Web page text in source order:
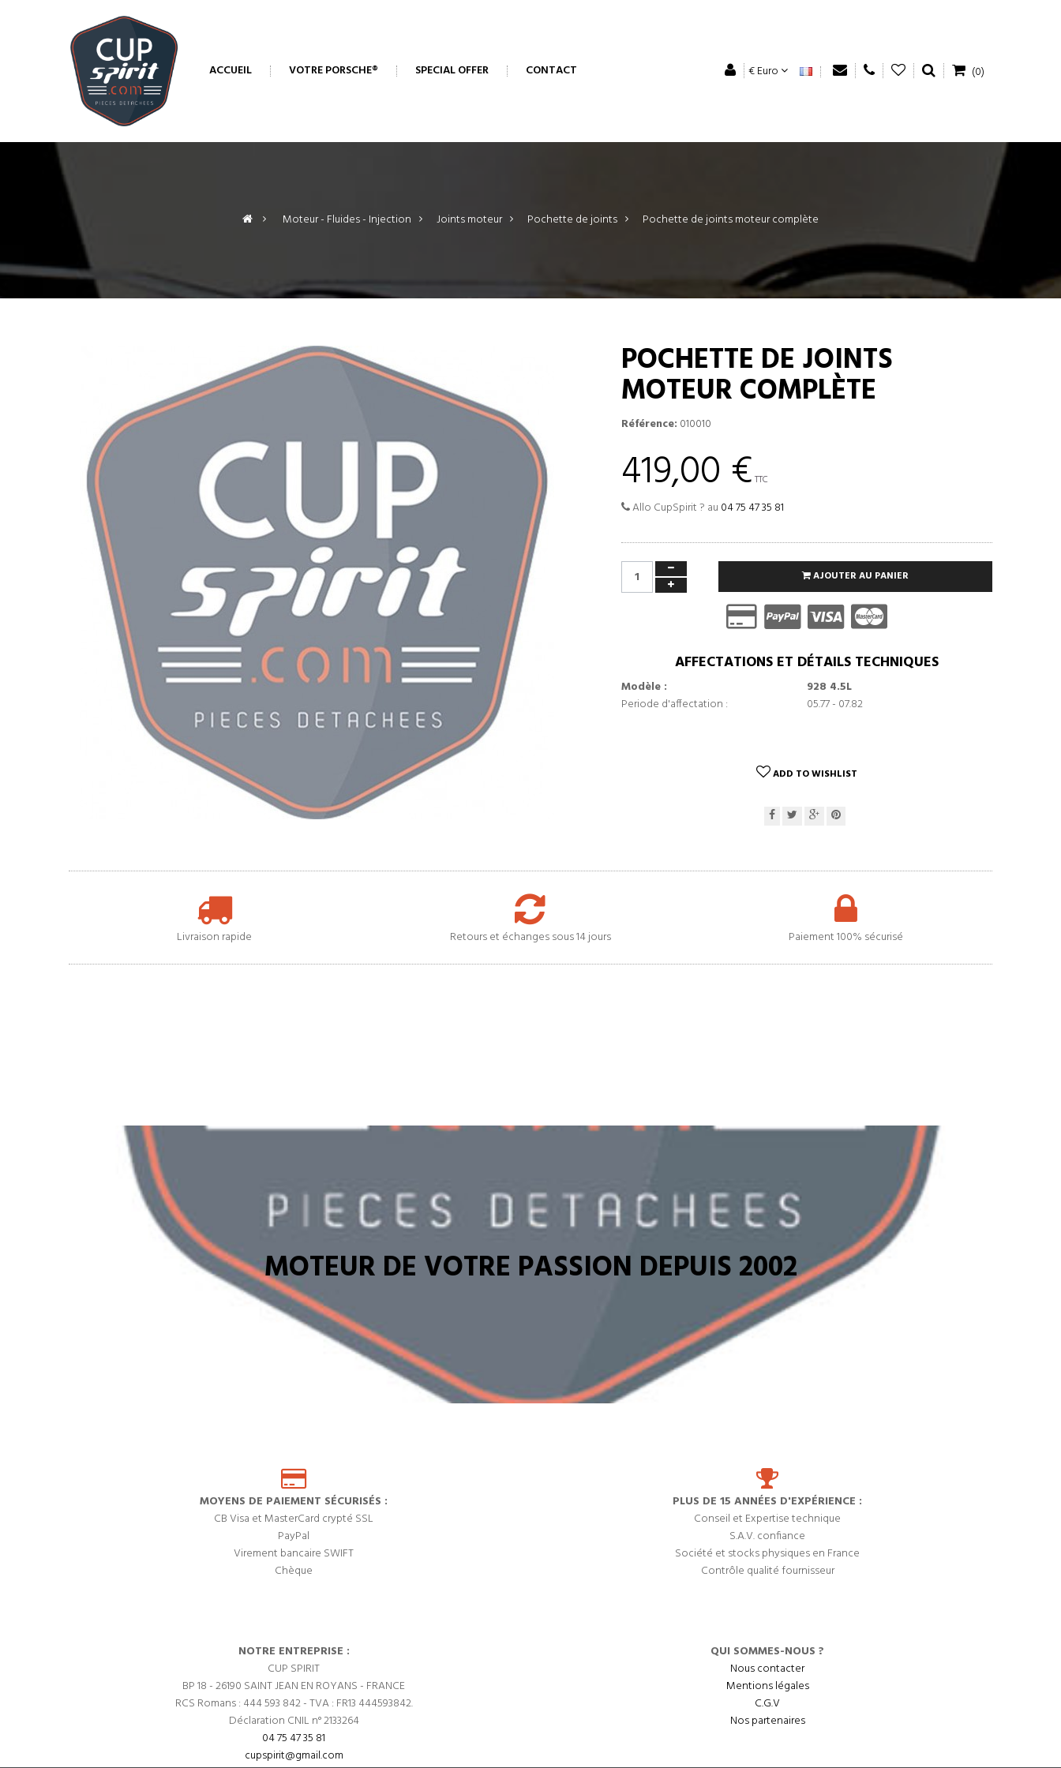
ACCUEIL VOTRE PORSCHE® SPECIAL OFFER CONTACT € Euro (0)
> Moteur - Fluides - Injection > Joints moteur > Pochette de joints > Pochette de joints moteur complète
POCHETTE DE JOINTS
MOTEUR COMPLÈTE
Référence: 010010
419,00 € TTC
Allo CupSpirit ? au 04 75 47 35 81
AJOUTER AU PANIER
AFFECTATIONS ET DÉTAILS TECHNIQUES
Modèle :
928 4.5L
Periode d'affectation :
05.77 - 07.82
ADD TO WISHLIST
Livraison rapide Retours et échanges sous 14 jours Paiement 100% sécurisé
MOTEUR DE VOTRE PASSION DEPUIS 2002
MOYENS DE PAIEMENT SÉCURISÉS :
CB Visa et MasterCard crypté SSL
PayPal
Virement bancaire SWIFT
Chèque
PLUS DE 15 ANNÉES D'EXPÉRIENCE :
Conseil et Expertise technique
S.A.V. confiance
Société et stocks physiques en France
Contrôle qualité fournisseur
NOTRE ENTREPRISE :
CUP SPIRIT
BP 18 - 26190 SAINT JEAN EN ROYANS - FRANCE
RCS Romans : 444 593 842 - TVA : FR13 444593842.
Déclaration CNIL n° 2133264
04 75 47 35 81
cupspirit@gmail.com
QUI SOMMES-NOUS ?
Nous contacter
Mentions légales
C.G.V
Nos partenaires